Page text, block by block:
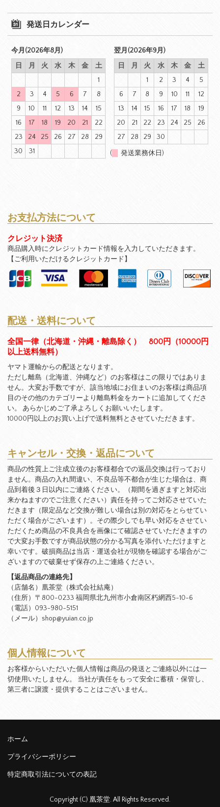
発送日カレンダー
今月(2026年8月)
日
月 火 水 木 金
土
1
2
3 4 5 6 7
8
9
10 11 12 13 14
15
16
17 18 19 20 21
22
23
24 25 26 27 28
29
30
31
翌月(2026年9月)
日
月 火 水 木 金
土
1
2 3 4
5
6
7 8 9 10 11
12
13
14 15 16 17 18
19
20
21 22 23 24 25
26
27
28 29 30
( 発送業務休日)
お支払方法について
クレジット決済
商品購入時にクレジットカード情報を入力していただきます。
【ご利用いただけるクレジットカード】
配送・送料について
全国一律（北海道・沖縄・離島除く） 800円（10000円
以上送料無料）
ヤマト運輸からの配送となります。
ただし離島（北海道、沖縄など）のお客様はこの限りではありま
せん。大変お手数ですが、該当地域にお住まいのお客様は商品項
目のその他のカテゴリーより離島料金をカートに追加してくださ
い。 あらかじめご了承よろしくお願いいたします。
10000円以上のお買い上げで送料無料とさせていただきます。
キャンセル・交換・返品について
商品の性質上ご注成立後のお客様都合での返品交換は行っており
ません。商品の入れ間違い、不良品等不都合が生じた場合は、商
品到着後３日以内にご連絡ください。（期間を過ぎますと対応出
来かねますのでご注意ください）責任を持ってご対応させていた
だきます（限定品など交換が難しい場合は別の対応をとらせてい
ただく場合がございます）。その際少しでも早い対応をさせてい
ただくため商品の不良具合を画像にて確認させていただきますの
で大変お手数ですが商品状態の分かる写真を添付いただけますと
幸いです。破損商品は当店・運送会社が現物を確認する場合がご
ざいますので破棄せず保存の上ご連絡ください。
【返品商品の連絡先】
（店舗名）凰茶堂（株式会社結庵）
（住所）〒800-0233 福岡県北九州市小倉南区朽網西5-10-6
（電話）093-980-5151
（メール）shop@yuian.co.jp
個人情報について
お客様からいただいた個人情報は商品の発送とご連絡以外には一
切使用いたしません。 当社が責任をもって安全に蓄積・保管し、
第三者に譲渡・提供することはございません。
ホーム
プライバシーポリシー
特定商取引法についての表記
Copyright (C) 凰茶堂. All Rights Reserved.